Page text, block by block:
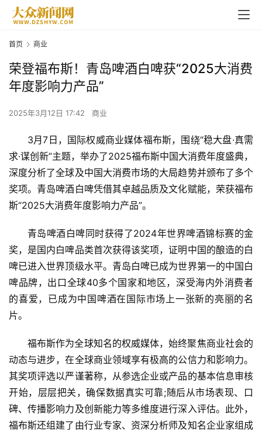
首页 商业
荣登福布斯！青岛啤酒白啤获“2025大消费
年度影响力产品”
2025年3月12日 17:42 商业
3月7日，国际权威商业媒体福布斯，围绕“稳大盘·真需
求·谋创新”主题，举办了2025福布斯中国大消费年度盛典，
深度分析了全球及中国大消费市场的大局趋势并颁布了多个
奖项。青岛啤酒白啤凭借其卓越品质及文化赋能，荣获福布
斯“2025大消费年度影响力产品”。
青岛啤酒白啤同时获得了2024年世界啤酒锦标赛的金
奖，是国内白啤品类首次获得该奖项，证明中国的酿造的白
啤已进入世界顶级水平。青岛白啤已成为世界第一的中国白
啤品牌，出口全球40多个国家和地区，深受海内外消费者
的喜爱，已成为中国啤酒在国际市场上一张新的亮丽的名
片。
福布斯作为全球知名的权威媒体，始终聚焦商业社会的
动态与进步，在全球商业领域享有极高的公信力和影响力。
其奖项评选以严谨著称，从参选企业或产品的基本信息审核
开始，层层把关，确保数据真实可靠;随后从市场表现、口
碑、传播影响力及创新能力等多维度进行深入评估。此外，
福布斯还组建了由行业专家、资深分析师及知名企业家组成